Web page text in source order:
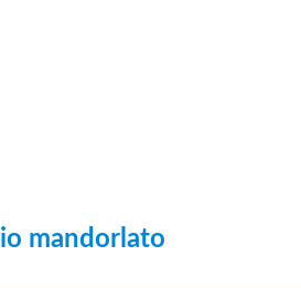
mandorlato